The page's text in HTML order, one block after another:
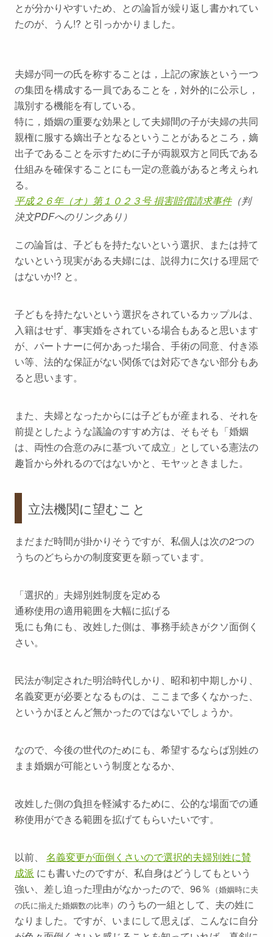
とが分かりやすいため、との論旨が繰り返し書かれてい
たのが、うん!? と引っかかりました。
夫婦が同一の氏を称することは，上記の家族という一つ
の集団を構成する一員であることを，対外的に公示し，
識別する機能を有している。
特に，婚姻の重要な効果として夫婦間の子が夫婦の共同
親権に服する嫡出子となるということがあるところ，嫡
出子であることを示すために子が両親双方と同氏である
仕組みを確保することにも一定の意義があると考えられ
る。
平成２６年（オ）第１０２３号 損害賠償請求事件（判
決文PDFへのリンクあり）
この論旨は、子どもを持たないという選択、または持て
ないという現実がある夫婦には、説得力に欠ける理屈で
はないか!? と。
子どもを持たないという選択をされているカップルは、
入籍はせず、事実婚をされている場合もあると思います
が、パートナーに何かあった場合、手術の同意、付き添
い等、法的な保証がない関係では対応できない部分もあ
ると思います。
また、夫婦となったからには子どもが産まれる、それを
前提としたような議論のすすめ方は、そもそも「婚姻
は、両性の合意のみに基づいて成立」としている憲法の
趣旨から外れるのではないかと、モヤッときました。
立法機関に望むこと
まだまだ時間が掛かりそうですが、私個人は次の2つの
うちのどちらかの制度変更を願っています。
「選択的」夫婦別姓制度を定める
通称使用の適用範囲を大幅に拡げる
兎にも角にも、改姓した側は、 事務手続きがクソ面倒く
さい。
民法が制定された明治時代しかり、昭和初中期しかり、
名義変更が必要となるものは、ここまで多くなかった、
というかほとんど無かったのではないでしょうか。
なので、今後の世代のためにも、希望するならば別姓の
まま婚姻が可能という制度となるか、
改姓した側の負担を軽減するために、公的な場面での通
称使用ができる範囲を拡げてもらいたいです。
以前、 名義変更が面倒くさいので選択的夫婦別姓に賛
成派 にも書いたのですが、私自身はどうしてもという
強い、差し迫った理由がなかったので、96％ （婚姻時に夫
の氏に揃えた婚姻数の比率） のうちの一組として、夫の姓に
なりました。ですが、いまにして思えば、こんなに自分